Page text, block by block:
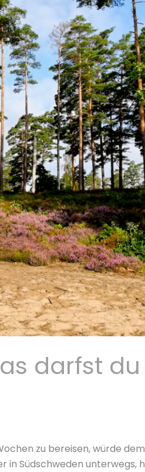
darfst
zu bereisen, würde
Südschweden unterwegs,